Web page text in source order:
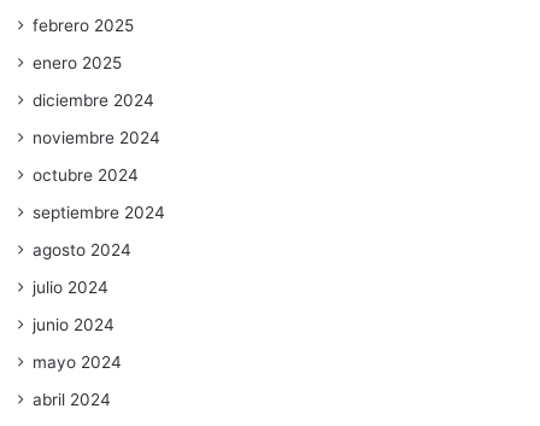
febrero 2025
enero 2025
diciembre 2024
noviembre 2024
octubre 2024
septiembre 2024
agosto 2024
julio 2024
junio 2024
mayo 2024
abril 2024